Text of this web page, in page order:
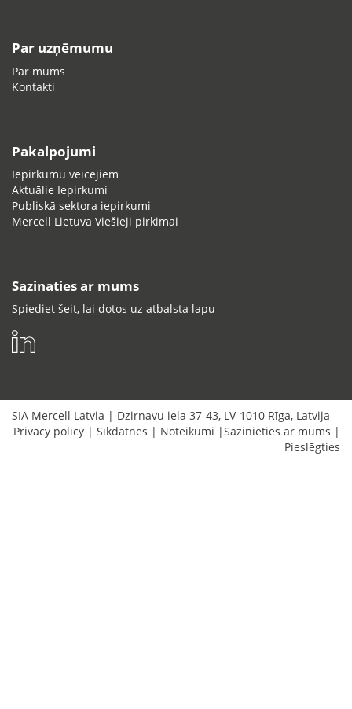
Par uzņēmumu
Par mums
Kontakti
Pakalpojumi
Iepirkumu veicējiem
Aktuālie Iepirkumi
Publiskā sektora iepirkumi
Mercell Lietuva Viešieji pirkimai
Sazinaties ar mums
Spiediet šeit, lai dotos uz atbalsta lapu
SIA Mercell Latvia | Dzirnavu iela 37-43, LV-1010 Rīga, Latvija
Privacy policy | Sīkdatnes | Noteikumi |Sazinieties ar mums |
Pieslēgties